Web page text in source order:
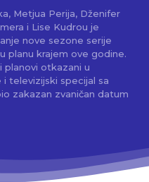
Metjua Perija, Dženifer
i Lise Kudrou je
nove sezone serije
planu krajem ove godine.
planovi otkazani u
televizijski specijal sa
zakazan zvaničan datum